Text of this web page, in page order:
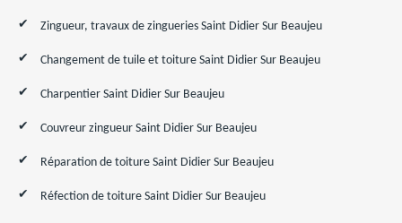
Zingueur, travaux de zingueries Saint Didier Sur Beaujeu
Changement de tuile et toiture Saint Didier Sur Beaujeu
Charpentier Saint Didier Sur Beaujeu
Couvreur zingueur Saint Didier Sur Beaujeu
Réparation de toiture Saint Didier Sur Beaujeu
Réfection de toiture Saint Didier Sur Beaujeu